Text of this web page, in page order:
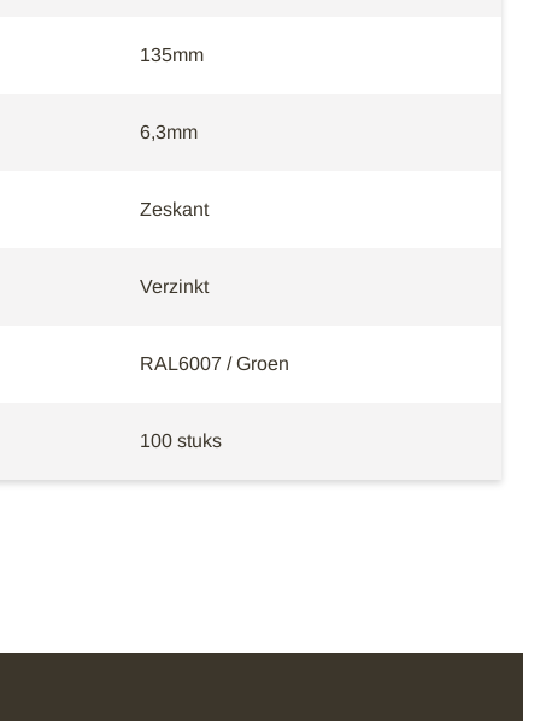
135mm
6,3mm
Zeskant
Verzinkt
RAL6007 / Groen
100 stuks